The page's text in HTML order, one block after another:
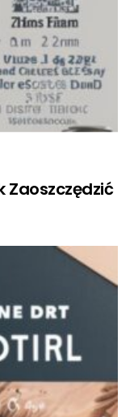
Zaoszczędzić